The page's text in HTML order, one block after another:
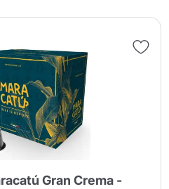
Gran Crema -